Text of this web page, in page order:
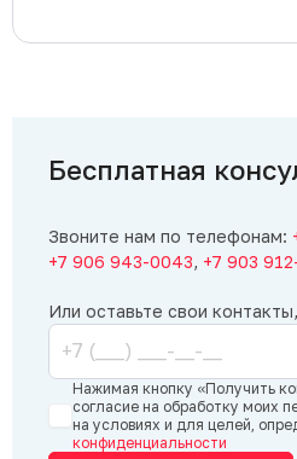
просто придется подождать
шикарно.. стол стоит и ждет
дополнение. я довольна и
Бесплатная
Звоните нам по телефонам:
+7 906 943-0043, +7 903
Или оставьте свои
Нажимая кнопку «Получить
согласие на обработку моих
на условиях и для целей,
конфиденциальности